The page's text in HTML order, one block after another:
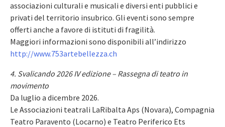
associazioni culturali e musicali e diversi enti pubblici e
privati del territorio insubrico. Gli eventi sono sempre
offerti anche a favore di istituti di fragilità.
Maggiori informazioni sono disponibili all’indirizzo
http://www.753artebellezza.ch
4. Svalicando 2026 IV edizione – Rassegna di teatro in
movimento
Da luglio a dicembre 2026.
Le Associazioni teatrali LaRibalta Aps (Novara), Compagnia
Teatro Paravento (Locarno) e Teatro Periferico Ets